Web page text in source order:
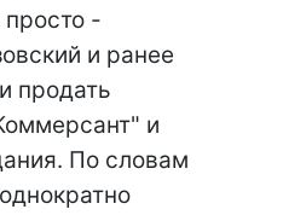
просто -
и ранее
продать
и
По словам